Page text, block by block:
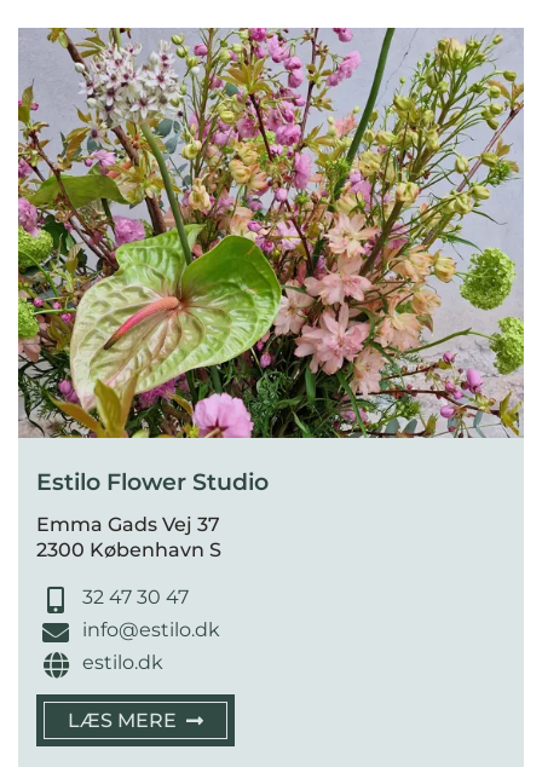
Estilo Flower Studio
Emma Gads Vej 37
2300 København S
32 47 30 47
info@estilo.dk
estilo.dk
LÆS MERE